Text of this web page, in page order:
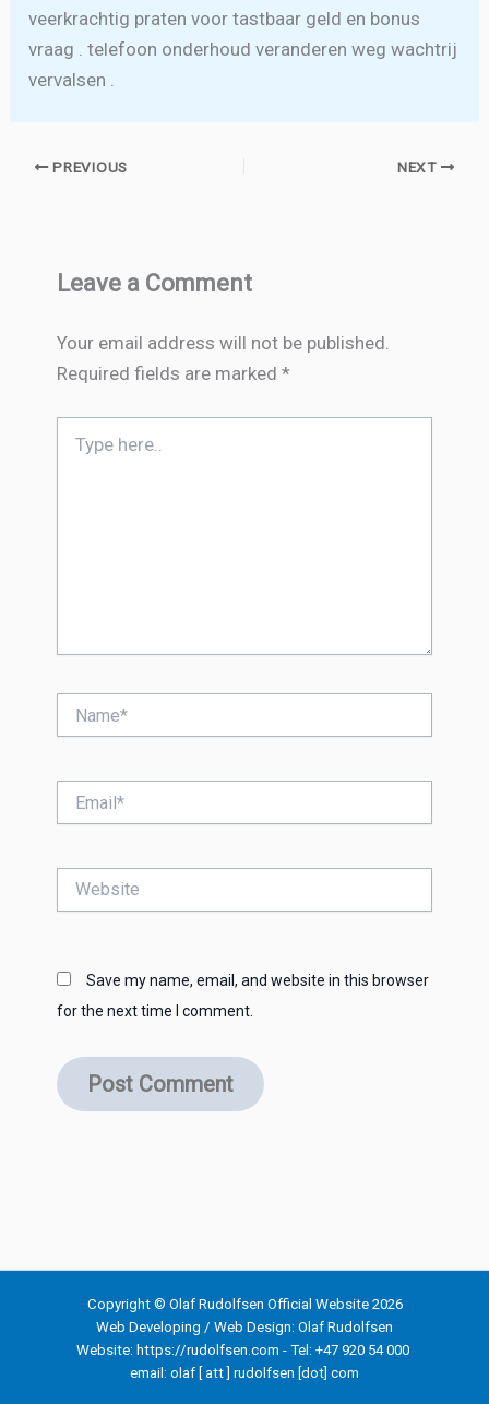
veerkrachtig praten voor tastbaar geld en bonus
vraag . telefoon onderhoud veranderen weg wachtrij
vervalsen .
PREVIOUS NEXT
Leave a Comment
Your email address will not be published.
Required fields are marked *
here..
Save my name, email, and website in this browser
for the next time I comment.
Copyright © Olaf Rudolfsen Official Website 2026
Web Developing / Web Design: Olaf Rudolfsen
Website: https://rudolfsen.com - Tel: +47 920 54 000
email: olaf [ att ] rudolfsen [dot] com